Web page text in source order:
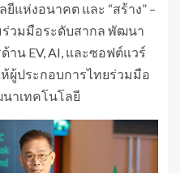
แห่งอนาคต และ “สร้าง” –
วมมือระดับสากล พัฒนา
น EV, AI, และซอฟต์แวร์
ผู้ประกอบการไทยร่วมมือ
าเทคโนโลยี